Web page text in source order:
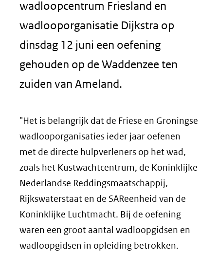
wadloopcentrum Friesland en
wadlooporganisatie Dijkstra op
dinsdag 12 juni een oefening
gehouden op de Waddenzee ten
zuiden van Ameland.
"Het is belangrijk dat de Friese en Groningse
wadlooporganisaties ieder jaar oefenen
met de directe hulpverleners op het wad,
zoals het Kustwachtcentrum, de Koninklijke
Nederlandse Reddingsmaatschappij,
Rijkswaterstaat en de SAReenheid van de
Koninklijke Luchtmacht. Bij de oefening
waren een groot aantal wadloopgidsen en
wadloopgidsen in opleiding betrokken.